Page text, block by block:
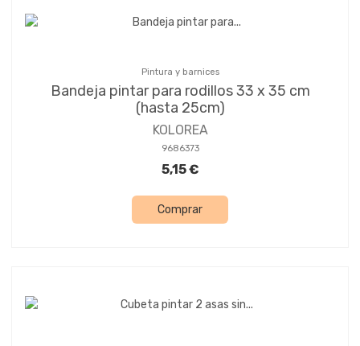
Pintura y barnices
Bandeja pintar para rodillos 33 x 35 cm
(hasta 25cm)
KOLOREA
9686373
5,15 €
Comprar